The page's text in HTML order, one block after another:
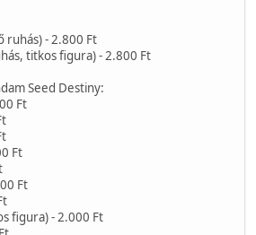
ruhás) - 2.800 Ft
titkos figura) - 2.800 Ft
Seed Destiny:
Ft
Ft
Ft
figura) - 2.000 Ft